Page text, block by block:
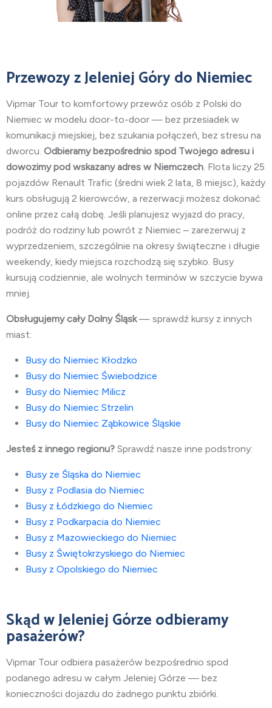
Przewozy z Jeleniej Góry do Niemiec
Vipmar Tour to komfortowy przewóz osób z Polski do
Niemiec w modelu door-to-door — bez przesiadek w
komunikacji miejskiej, bez szukania połączeń, bez stresu na
dworcu. Odbieramy bezpośrednio spod Twojego adresu i
dowozimy pod wskazany adres w Niemczech. Flota liczy 25
pojazdów Renault Trafic (średni wiek 2 lata, 8 miejsc), każdy
kurs obsługują 2 kierowców, a rezerwacji możesz dokonać
online przez całą dobę. Jeśli planujesz wyjazd do pracy,
podróż do rodziny lub powrót z Niemiec – zarezerwuj z
wyprzedzeniem, szczególnie na okresy świąteczne i długie
weekendy, kiedy miejsca rozchodzą się szybko. Busy
kursują codziennie, ale wolnych terminów w szczycie bywa
mniej.
Obsługujemy cały Dolny Śląsk— sprawdź kursy z innych
miast:
Busy do Niemiec Kłodzko
Busy do Niemiec Świebodzice
Busy do Niemiec Milicz
Busy do Niemiec Strzelin
Busy do Niemiec Ząbkowice Śląskie
Jesteś z innego regionu? Sprawdź nasze inne podstrony:
Busy ze Śląska do Niemiec
Busy z Podlasia do Niemiec
Busy z Łódzkiego do Niemiec
Busy z Podkarpacia do Niemiec
Busy z Mazowieckiego do Niemiec
Busy z Świętokrzyskiego do Niemiec
Busy z Opolskiego do Niemiec
Skąd w Jeleniej Górze odbieramy
pasażerów?
Vipmar Tour odbiera pasażerów bezpośrednio spod
podanego adresu w całym Jeleniej Górze — bez
konieczności dojazdu do żadnego punktu zbiórki.